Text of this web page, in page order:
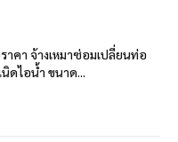
คา จ้างเหมาซ่อมเปลี่ยนท่อ
นิดไอน้ำ ขนาด...